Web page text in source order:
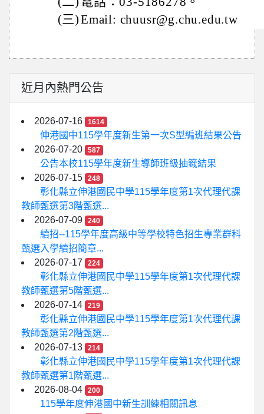
(三)Email: chuusr@g.chu.edu.tw
近月內熱門公告
2026-07-16 1614
伸港國中115學年度新生第一次S型編班結果公告
2026-07-20
587
公告本校115學年度新生導師班級抽籤結果
2026-07-15
248
彰化縣立伸港國民中學115學年度第1次代理代課
教師甄選第3階甄選...
2026-07-09
240
續招--115學年度高級中等學校特色招生專業群科
甄選入學續招簡章...
2026-07-17
224
彰化縣立伸港國民中學115學年度第1次代理代課
教師甄選第5階甄選...
2026-07-14
219
彰化縣立伸港國民中學115學年度第1次代理代課
教師甄選第2階甄選...
2026-07-13
214
彰化縣立伸港國民中學115學年度第1次代理代課
教師甄選第1階甄選...
2026-08-04
200
115學年度伸港國中新生訓練相關訊息